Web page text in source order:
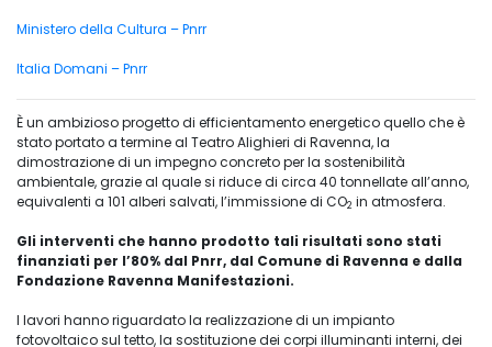
Ministero della Cultura – Pnrr
Italia Domani – Pnrr
È un ambizioso progetto di efficientamento energetico quello che è
stato portato a termine al Teatro Alighieri di Ravenna, la
dimostrazione di un impegno concreto per la sostenibilità
ambientale, grazie al quale si riduce di circa 40 tonnellate all’anno,
equivalenti a 101 alberi salvati, l’immissione di CO2 in atmosfera.
Gli interventi che hanno prodotto tali risultati sono stati
finanziati per l’80% dal Pnrr, dal Comune di Ravenna e dalla
Fondazione Ravenna Manifestazioni.
I lavori hanno riguardato la realizzazione di un impianto
fotovoltaico sul tetto, la sostituzione dei corpi illuminanti interni, dei